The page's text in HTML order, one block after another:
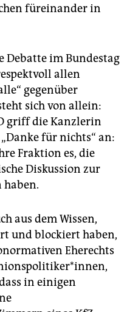
füreinander in
Debatte im Bundestag
allen
gegenüber
sich von allein:
griff die Kanzlerin
für nichts“ an:
Fraktion es, die
Diskussion zur
haben.
aus dem Wissen,
und blockiert haben,
Eherechts
in einigen